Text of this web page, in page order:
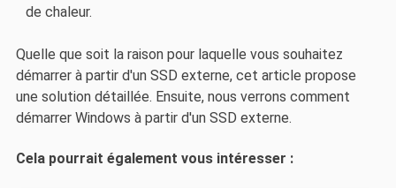
de chaleur.
Quelle que soit la raison pour laquelle vous souhaitez
démarrer à partir d'un SSD externe, cet article propose
une solution détaillée. Ensuite, nous verrons comment
démarrer Windows à partir d'un SSD externe.
Cela pourrait également vous intéresser :